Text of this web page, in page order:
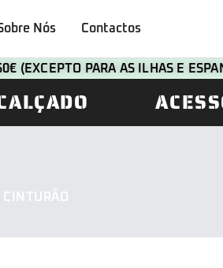
Nós Contactos
(EXCEPTO PARA AS ILHAS E